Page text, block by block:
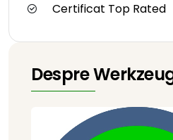
Certificat Top Rated
Despre